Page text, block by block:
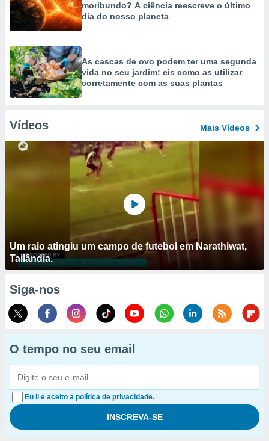
moribundo? A ciência reescreve o último
dia do nosso planeta
As cascas de ovo podem ter uma segunda
vida no seu jardim: eis como as utilizar
corretamente com as suas plantas
Vídeos Mais Vídeos
Um raio atingiu um campo de futebol em Narathiwat,
Tailândia.
Siga-nos
O tempo no seu email
Eu li e aceito a política de privacidade.